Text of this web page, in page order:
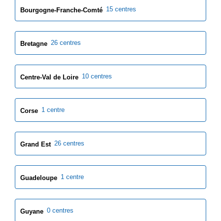
Bourgogne-Franche-Comté 15 centres
Bretagne 26 centres
Centre-Val de Loire 10 centres
Corse 1 centre
Grand Est 26 centres
Guadeloupe 1 centre
Guyane 0 centres